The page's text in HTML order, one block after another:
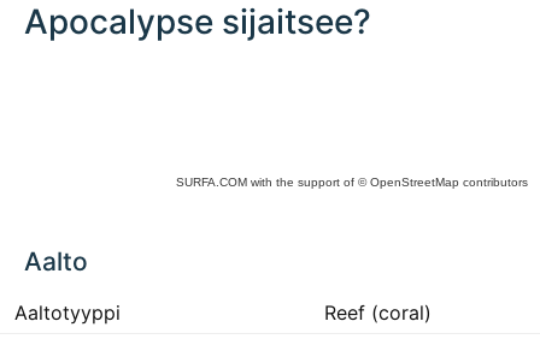
Apocalypse sijaitsee?
SURFA.COM with the support of © OpenStreetMap contributors
Aalto
Aaltotyyppi
Reef (coral)